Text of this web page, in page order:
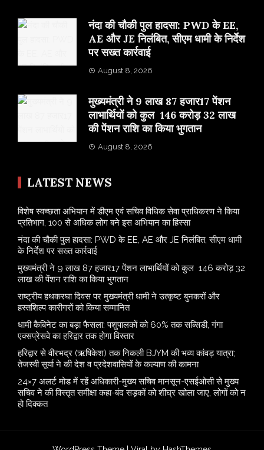
नंदा की चौकी पुल हादसा: PWD के EE,
AE और JE निलंबित, सीएम धामी के निर्देश
पर सख्त कार्रवाई
August 8, 2026
मुख्यमंत्री ने 9 लाख 87 हजार17 पेंशन
लाभार्थियों को कुल 146 करोड़ 32 लाख
की पेंशन राशि का किया भुगतान
August 8, 2026
LATEST NEWS
विशेष स्वच्छता अभियान में डीएम एवं सचिव विधिक सेवा प्राधिकरण ने किया
प्रतिभाग, 100 से अधिक लोग बने इस अभियान का हिस्सा
नंदा की चौकी पुल हादसा: PWD के EE, AE और JE निलंबित, सीएम धामी
के निर्देश पर सख्त कार्रवाई
मुख्यमंत्री ने 9 लाख 87 हजार17 पेंशन लाभार्थियों को कुल 146 करोड़ 32
लाख की पेंशन राशि का किया भुगतान
राष्ट्रीय हथकरघा दिवस पर मुख्यमंत्री धामी ने उत्कृष्ट बुनकरों और
हस्तशिल्प कारीगरों को किया सम्मानित
​धामी कैबिनेट का बड़ा फैसला: पशुपालकों को 60% तक सब्सिडी, गंगा
एक्सप्रेसवे का हरिद्वार तक होगा विस्तार
​हरिद्वार से वीरभद्र (ऋषिकेश) तक निकली BJYM की भव्य कांवड़ यात्रा;
तेजस्वी सूर्या ने की देश व प्रदेशवासियों के कल्याण की कामना
24×7 अलर्ट मोड में रहें अधिकारी-मुख्य सचिव मानसून-एसईओसी से मुख्य
सचिव ने की विस्तृत समीक्षा कहा-बंद सड़कों को शीघ्र खोला जाए, लोगों को न
हो दिक्कत